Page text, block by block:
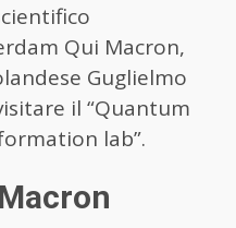
Qui Macron,
Guglielmo
il “Quantum
lab”.